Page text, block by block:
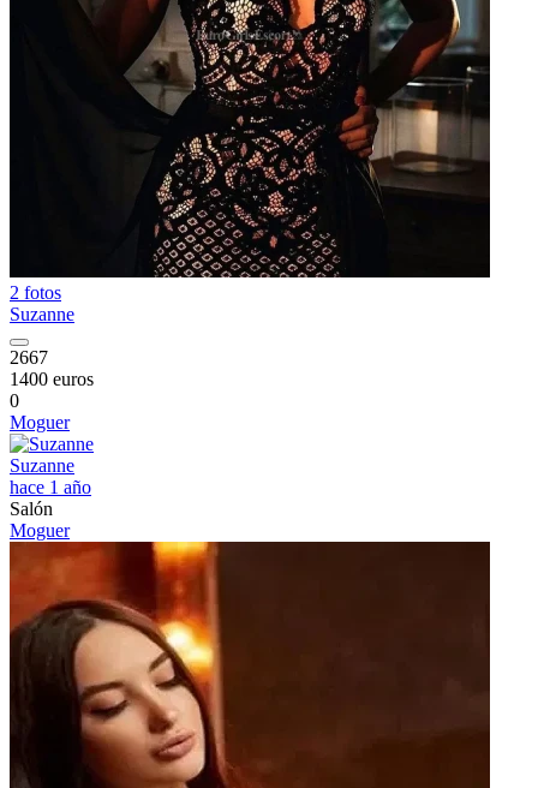
2 fotos
Suzanne
2667
1400 euros
0
Moguer
Suzanne
hace 1 año
Salón
Moguer